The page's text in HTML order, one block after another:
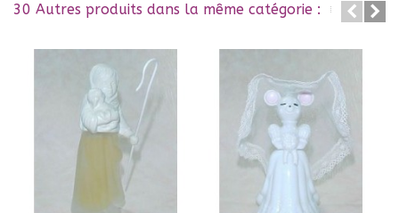
30 Autres produits dans la même catégorie :